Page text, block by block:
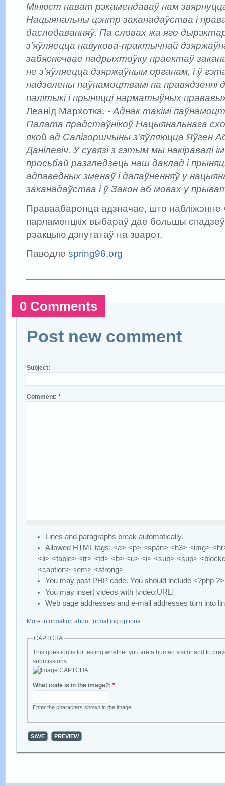
Мінюст нават рэкамендаваў нам
Нацыянальны цэнтр заканадаўства і
даследаванняў. Па словах жа яго
з'яўляецца навукова-практычнай
забяспечвае падрыхтоўку праектаў
не з'яўляецца дзяржаўным органам, і ў
надзелены паўнамоцтвамі па правядзенні
палітыкі і прыняцці нарматыўных
Леанід Мархотка. - Аднак такімі
Палата прадстаўнікоў Нацыянальнага
якой ад Салігоршчыны з'яўляюцца Яўген
Данілевіч. У сувязі з гэтым мы накіравалі
просьбай разгледзець наш даклад і
адпаведных зменаў і дапаўненняў у
заканадаўства і ў Закон аб мовах у
Праваабаронца адзначае, што набліжэнне
парламенцкіх выбараў дае большы
рэакцыю дэпутатаў на зварот.
Паводле spring96.org
0 Comments
Post new comment
Subject:
Comment: *
Lines and paragraphs break automatically.
Allowed HTML tags: <a> <p> <span> <h3> <img>
<li> <table> <tr> <td> <b> <u> <i> <sub> <sup>
<caption> <em> <strong>
You may post PHP code. You should include <?php
You may insert videos with [video:URL]
Web page addresses and e-mail addresses turn into
More information about formatting options
CAPTCHA
This question is for testing whether you are a human visitor and to
submissions.
What code is in the image?: *
Enter the characters shown in the image.